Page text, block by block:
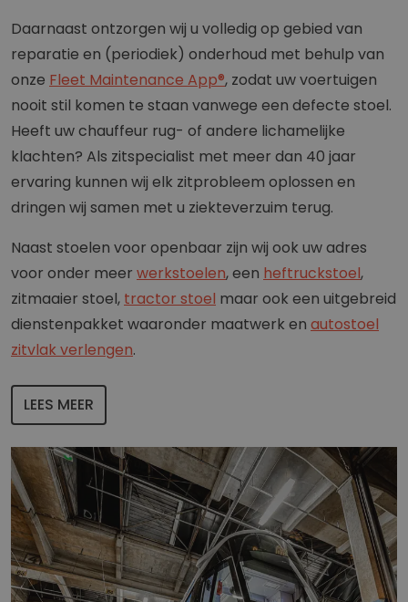
Daarnaast ontzorgen wij u volledig op gebied van
reparatie en (periodiek) onderhoud met behulp van
onze Fleet Maintenance App®, zodat uw voertuigen
nooit stil komen te staan vanwege een defecte stoel.
Heeft uw chauffeur rug- of andere lichamelijke
klachten? Als zitspecialist met meer dan 40 jaar
ervaring kunnen wij elk zitprobleem oplossen en
dringen wij samen met u ziekteverzuim terug.
Naast stoelen voor openbaar zijn wij ook uw adres
voor onder meer werkstoelen, een heftruckstoel,
zitmaaier stoel, tractor stoel maar ook een uitgebreid
dienstenpakket waaronder maatwerk en autostoel
zitvlak verlengen.
LEES MEER